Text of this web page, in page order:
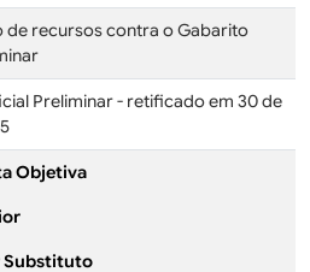
de recursos contra o Gabarito
Preliminar - retificado em 30 de
Objetiva